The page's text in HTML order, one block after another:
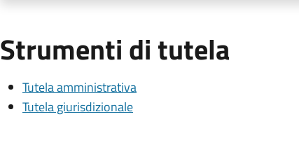
Strumenti di tutela
Tutela amministrativa
Tutela giurisdizionale